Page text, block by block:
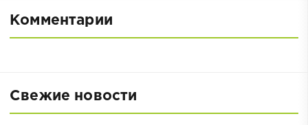
Комментарии
Свежие новости